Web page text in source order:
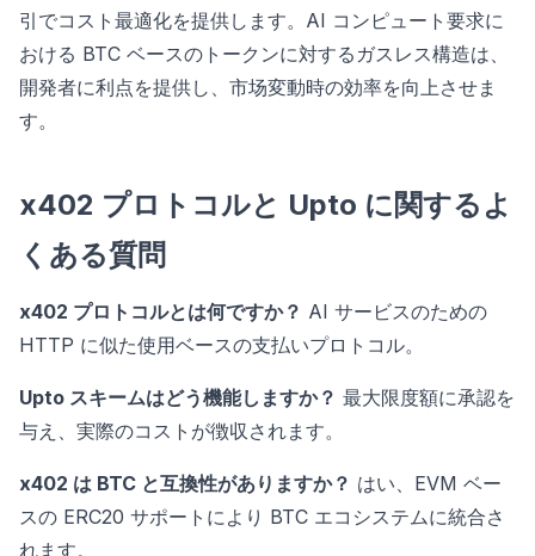
引でコスト最適化を提供します。AI コンピュート要求に
おける BTC ベースのトークンに対するガスレス構造は、
開発者に利点を提供し、市场変動時の効率を向上させま
す。
x402 プロトコルと Upto に関するよ
くある質問
x402 プロトコルとは何ですか？ AI サービスのための
HTTP に似た使用ベースの支払いプロトコル。
Upto スキームはどう機能しますか？ 最大限度額に承認を
与え、実際のコストが徴収されます。
x402 は BTC と互換性がありますか？ はい、EVM ベー
スの ERC20 サポートにより BTC エコシステムに統合さ
れます。